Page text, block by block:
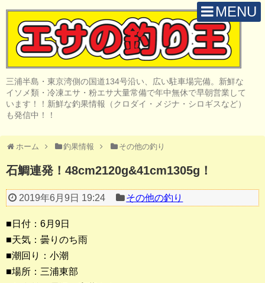
MENU
三浦半島・東京湾側の国道134号沿い、広い駐車場完備。新鮮な
イソメ類・冷凍エサ・粉エサ大量常備で年中無休で早朝営業して
います！！新鮮な釣果情報（クロダイ・メジナ・シロギスなど）
も発信中！！
ホーム 釣果情報 その他の釣り
石鯛連発！48cm2120g&41cm1305g！
2019年6月9日 19:24 その他の釣り
■日付：6月9日
■天気：曇りのち雨
■潮回り：小潮
■場所：三浦東部
H O M E
取 扱 商 品
釣 果 情 報
陸っぱりルアー
船・ボート釣り
その他の釣り